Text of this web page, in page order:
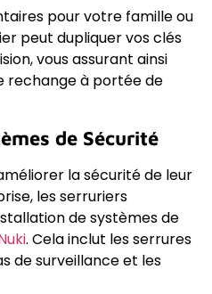
pour votre famille ou
peut dupliquer vos clés
vous assurant ainsi
rechange à portée de
de Sécurité
la sécurité de leur
les serruriers
de systèmes de
. Cela inclut les serrures
de surveillance et les